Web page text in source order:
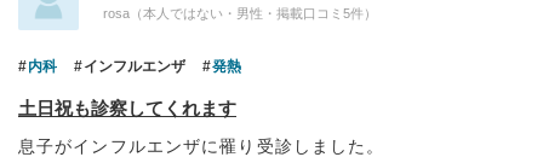
rosa（本人ではない・男性・掲載口コミ5件）
内科 インフルエンザ 発熱
土日祝も診察してくれます
息子がインフルエンザに罹り受診しました。